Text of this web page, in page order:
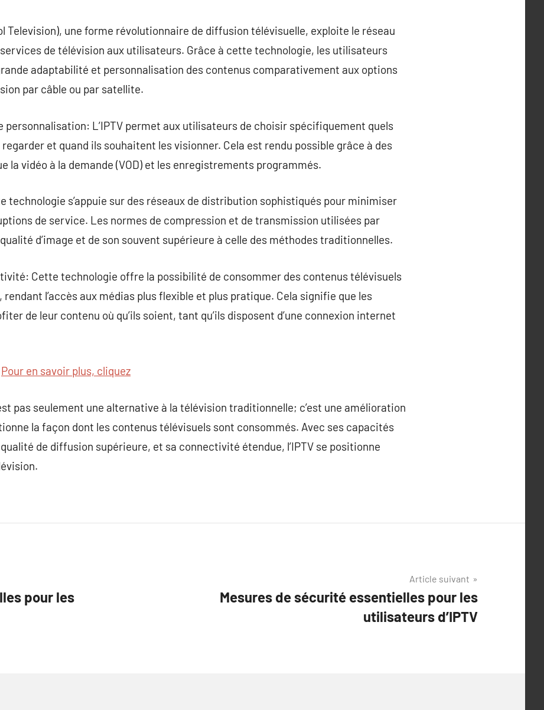
Television), une forme révolutionnaire de diffusion télévisuelle, exploite le réseau
de télévision aux utilisateurs. Grâce à cette technologie, les utilisateurs
adaptabilité et personnalisation des contenus comparativement aux options
par câble ou par satellite.
personnalisation: L’IPTV permet aux utilisateurs de choisir spécifiquement quels
et quand ils souhaitent les visionner. Cela est rendu possible grâce à des
la vidéo à la demande (VOD) et les enregistrements programmés.
technologie s’appuie sur des réseaux de distribution sophistiqués pour minimiser
de service. Les normes de compression et de transmission utilisées par
d’image et de son souvent supérieure à celle des méthodes traditionnelles.
Cette technologie offre la possibilité de consommer des contenus télévisuels
l’accès aux médias plus flexible et plus pratique. Cela signifie que les
de leur contenu où qu’ils soient, tant qu’ils disposent d’une connexion internet
Pour en savoir plus, cliquez
pas seulement une alternative à la télévision traditionnelle; c’est une amélioration
la façon dont les contenus télévisuels sont consommés. Avec ses capacités
de diffusion supérieure, et sa connectivité étendue, l’IPTV se positionne
pour les
Article suivant
Mesures de sécurité essentielles pour les
utilisateurs d’IPTV